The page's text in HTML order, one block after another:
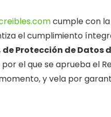
cumple con
el cumplimiento
Protección de Datos
por el que se aprueba el
y vela por